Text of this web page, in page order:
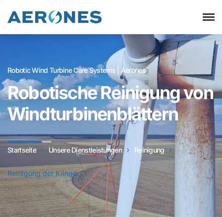
Robotic Wind Turbine Care Systems | Aerones
Robotische Reinigung von
Windturbinenblättern
Startseite Unsere Dienstleistungen Reinigung
Reinigung der Klinge